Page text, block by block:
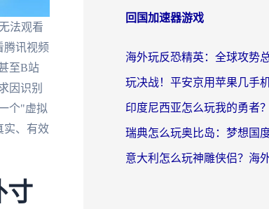
法观看
腾讯视频
至B站
因识别
个"虚拟
实、有效
寸
回国加速器游戏